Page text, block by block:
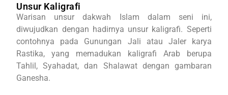
Unsur Kaligrafi
Warisan unsur dakwah Islam dalam seni ini,
diwujudkan dengan hadirnya unsur kaligrafi. Seperti
contohnya pada Gunungan Jali atau Jaler karya
Rastika, yang memadukan kaligrafi Arab berupa
Tahlil, Syahadat, dan Shalawat dengan gambaran
Ganesha.